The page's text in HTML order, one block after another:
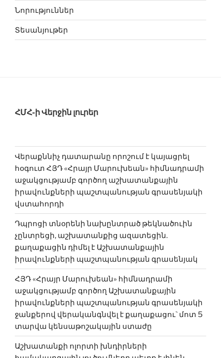
Նորություններ
Տեսանյութեր
ՀՄՀ-ի Վերջին լուրեր
Վերաքննիչ դատարանը որոշում է կայացրել
հօգուտ ՀՅԴ «Հրայր Մարուխեան» հիմնադրամի
աջակցությամբ գործող աշխատանքային
իրավունքների պաշտպանության գրասենյակի
վստահորդի
Դպրոցի տնօրենի նախընտրած թեկնածուին
չընտրեցի, աշխատանքից ազատեցին.
քաղաքացին դիմել է Աշխատանքային
իրավունքների պաշտպանության գրասենյակ
ՀՅԴ «Հրայր Մարուխեան» հիմնադրամի
աջակցությամբ գործող Աշխատանքային
իրավունքների պաշտպանության գրասենյակի
ջանքերով վերականգնվել է քաղաքացու` մոտ 5
տարվա կենսաթոշակային ստաժը
Աշխատանքի ոլորտի խնդիրների